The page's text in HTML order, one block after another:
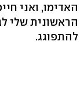
האדימו, ואני
הראשונית שלי
להתפוגג.